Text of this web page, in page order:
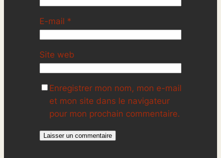
E-mail *
Site web
Enregistrer mon nom, mon e-mail
et mon site dans le navigateur
pour mon prochain commentaire.